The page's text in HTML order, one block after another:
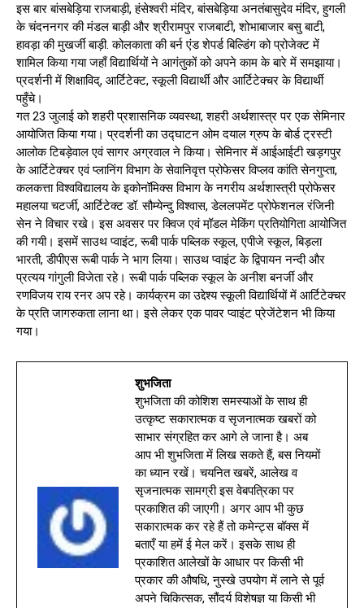
इस बार बांसबेड़िया राजबाड़ी, हंसेश्वरी मंदिर, बांसबेड़िया अनतंबासुदेव मंदिर, हुगली
के चंदननगर की मंडल बाड़ी और श्रीरामपुर राजबाटी, शोभाबाजार बसु बाटी,
हावड़ा की मुखर्जी बाड़ी. कोलकाता की बर्न एंड शेपर्ड बिल्डिंग को प्रोजेक्ट में
शामिल किया गया जहाँ विद्यार्थियों ने आगंतुकों को अपने काम के बारे में समझाया।
प्रदर्शनी में शिक्षाविद्, आर्टिटेक्ट, स्कूली विद्यार्थी और आर्टिटेक्चर के विद्यार्थी
पहुँचे।
गत 23 जुलाई को शहरी प्रशासनिक व्यवस्था, शहरी अर्थशास्त्र पर एक सेमिनार
आयोजित किया गया। प्रदर्शनी का उद्घाटन ओम दयाल ग्रुप के बोर्ड ट्रस्टी
आलोक टिबड़ेवाल एवं सागर अग्रवाल ने किया। सेमिनार में आईआईटी खड़गपुर
के आर्टिटेक्चर एवं प्लानिंग विभाग के सेवानिवृत्त प्रोफेसर विप्लव कांति सेनगुप्ता,
कलकत्ता विश्वविद्यालय के इकोनॉमिक्स विभाग के नगरीय अर्थशास्त्री प्रोफेसर
महालया चटर्जी, आर्टिटेक्ट डॉ. सौम्येन्दु विश्वास, डेललपमेंट प्रोफेशनल रंजिनी
सेन ने विचार रखे। इस अवसर पर क्विज एवं मॉ़डल मेकिंग प्रतियोगिता आयोजित
की गयी। इसमें साउथ प्वाइंट, रूबी पार्क पब्लिक स्कूल, एपीजे स्कूल, बिड़ला
भारती, डीपीएस रूबी पार्क ने भाग लिया। साउथ प्वाइंट के द्विपायन नन्दी और
प्रत्यय गांगुली विजेता रहे। रूबी पार्क पब्लिक स्कूल के अनीश बनर्जी और
रणविजय राय रनर अप रहे। कार्यक्रम का उद्देश्य स्कूली विद्यार्थियों में आर्टिटेक्चर
के प्रति जागरुकता लाना था। इसे लेकर एक पावर प्वाइंट प्रेजेंटेशन भी किया
गया।
शुभजिता
शुभजिता की कोशिश समस्याओं के साथ ही
उत्कृष्ट सकारात्मक व सृजनात्मक खबरों को
साभार संग्रहित कर आगे ले जाना है। अब
आप भी शुभजिता में लिख सकते हैं, बस नियमों
का ध्यान रखें। चयनित खबरें, आलेख व
सृजनात्मक सामग्री इस वेबपत्रिका पर
प्रकाशित की जाएगी। अगर आप भी कुछ
सकारात्मक कर रहे हैं तो कमेन्ट्स बॉक्स में
बताएँ या हमें ई मेल करें। इसके साथ ही
प्रकाशित आलेखों के आधार पर किसी भी
प्रकार की औषधि, नुस्खे उपयोग में लाने से पूर्व
अपने चिकित्सक, सौंदर्य विशेषज्ञ या किसी भी